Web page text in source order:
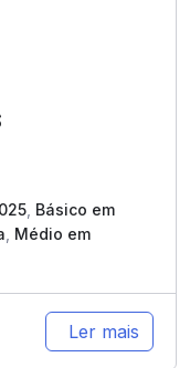
Básico em
Médio em
Ler mais